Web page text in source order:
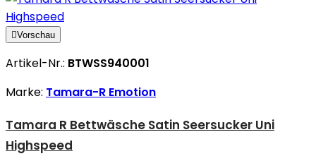
Vorschau
Artikel-Nr.: BTWSS940001
Marke: Tamara-R Emotion
Tamara R Bettwäsche Satin Seersucker Uni
Highspeed